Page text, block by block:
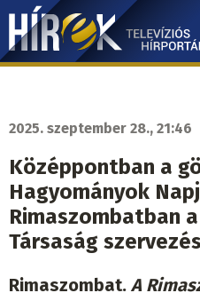
Ugrás
tartalomra
Hírek.sk
2025. szeptember 28., 21:46
Középpontban a
Hagyományok
Rimaszombatban
Társaság
Rimaszombat. A